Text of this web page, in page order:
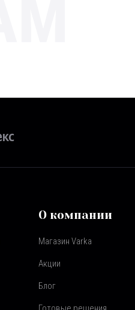
О компании
Магазин Varka
Акции
Блог